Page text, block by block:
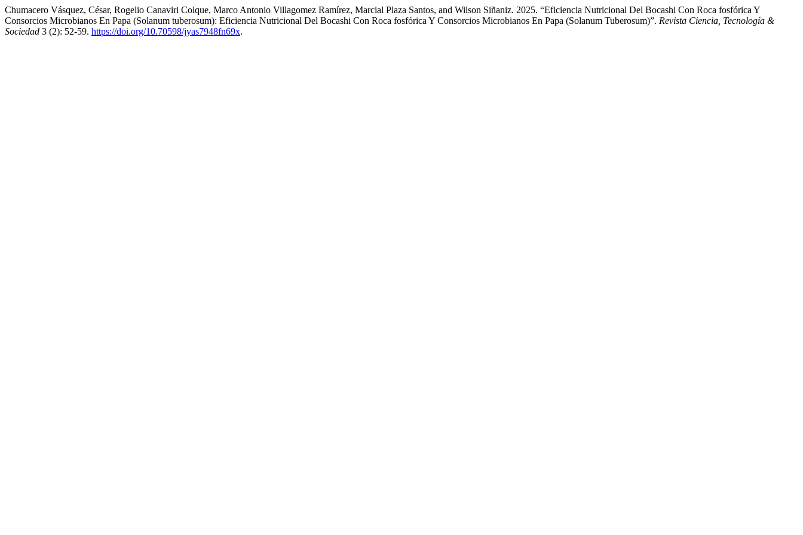
Chumacero Vásquez, César, Rogelio Canaviri Colque, Marco Antonio Villagomez Ramírez, Marcial Plaza Santos, and Wilson Siñaniz. 2025. “Eficiencia Nutricional Del Bocashi Con Roca fosfórica Y
Consorcios Microbianos En Papa (Solanum tuberosum): Eficiencia Nutricional Del Bocashi Con Roca fosfórica Y Consorcios Microbianos En Papa (Solanum Tuberosum)”. Revista Ciencia, Tecnología &
Sociedad 3 (2): 52-59. https://doi.org/10.70598/jyas7948fn69x.